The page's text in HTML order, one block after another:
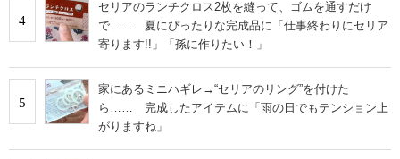
4
セリアのランチクロス2枚を縫って、ゴムを通すだけ
で…… 夏にぴったりな完成品に「仕事終わりにセリア
寄ります!!」「孫に作りたい！」
5
家にあるミニハギレ→“セリアのリング”を付けた
ら…… 完成したアイテムに「雨の日でもテンション上
がりますね」